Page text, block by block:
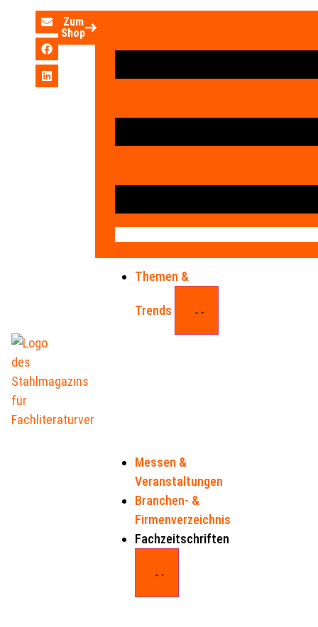
Themen &
Trends
Messen &
Veranstaltungen
Branchen- &
Firmenverzeichnis
Fachzeitschriften
Zum
Shop